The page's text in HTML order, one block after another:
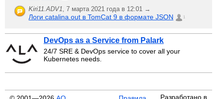
Kiri11.ADV1, 7 марта 2021 года в 12:01 →
Логи catalina.out в TomCat 9 в формате JSON 1
DevOps as a Service from Palark
24/7 SRE & DevOps service to cover all your
Kubernetes needs.
Разработано в